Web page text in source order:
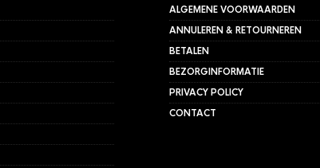
ALGEMENE VOORWAARDEN
ANNULEREN & RETOURNEREN
BETALEN
BEZORGINFORMATIE
PRIVACY POLICY
CONTACT